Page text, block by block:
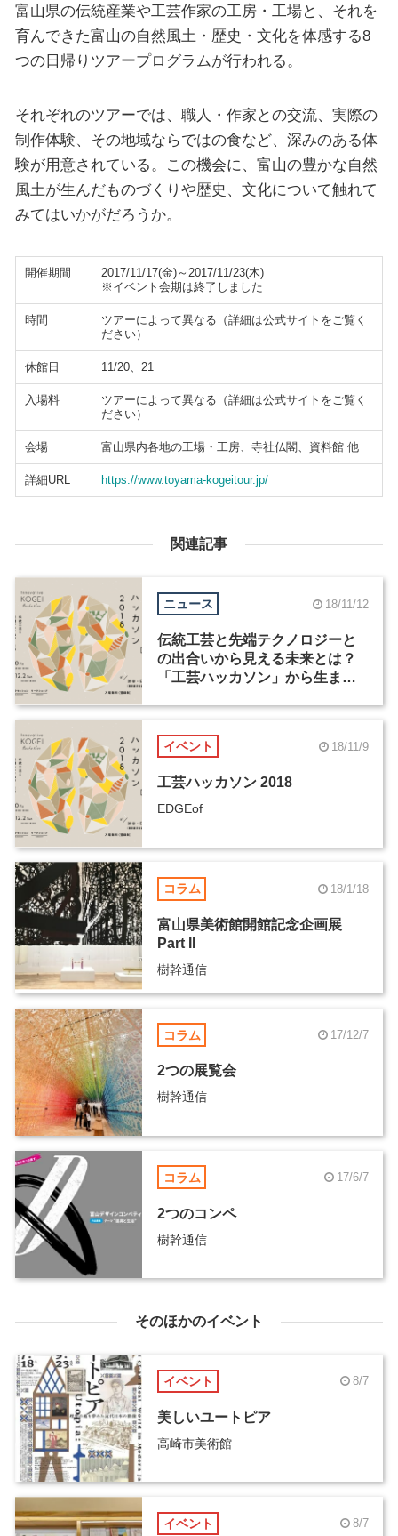
富山県の伝統産業や工芸作家の工房・工場と、それを
育んできた富山の自然風土・歴史・文化を体感する8
つの日帰りツアープログラムが行われる。
それぞれのツアーでは、職人・作家との交流、実際の
制作体験、その地域ならではの食など、深みのある体
験が用意されている。この機会に、富山の豊かな自然
風土が生んだものづくりや歴史、文化について触れて
みてはいかがだろうか。
開催期間
2017/11/17(金)～2017/11/23(木)
※イベント会期は終了しました
時間
ツアーによって異なる（詳細は公式サイトをご覧く
ださい）
休館日 11/20、21
入場料
ツアーによって異なる（詳細は公式サイトをご覧く
ださい）
会場 富山県内各地の工場・工房、寺社仏閣、資料館 他
詳細URL https://www.toyama-kogeitour.jp/
関連記事
ニュース 18/11/12
伝統工芸と先端テクノロジーと
の出合いから見える未来とは？
「工芸ハッカソン」から生まれ
イベント 18/11/9
工芸ハッカソン 2018
EDGEof
コラム 18/1/18
富山県美術館開館記念企画展
Part II
樹幹通信
コラム 17/12/7
2つの展覧会
樹幹通信
コラム 17/6/7
2つのコンペ
樹幹通信
そのほかのイベント
イベント 8/7
美しいユートピア
高崎市美術館
イベント 8/7